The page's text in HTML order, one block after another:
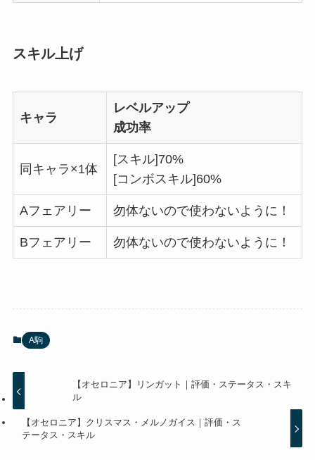
スキル上げ
キャラ
レベルアップ
成功率
同キャラ×1体
[スキル]70%
[コンボスキル]60%
Aフェアリー 勿体ないので使わないように！
Bフェアリー 勿体ないので使わないように！
A駒
【オセロニア】リンガット｜評価・ステータス・スキ
ル
【オセロニア】クリスマス・メルノガイス｜評価・ス
テータス・スキル